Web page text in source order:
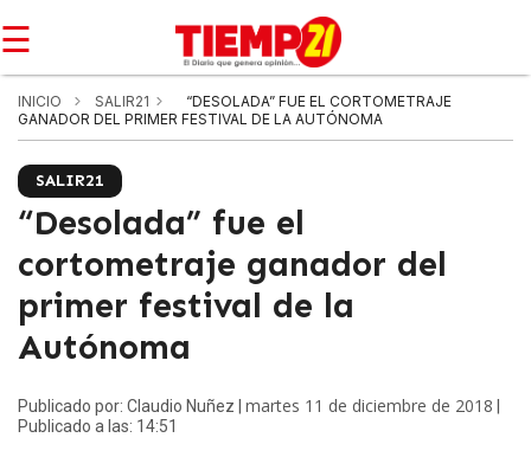
☰
INICIO SALIR21
“DESOLADA” FUE EL CORTOMETRAJE
GANADOR DEL PRIMER FESTIVAL DE LA AUTÓNOMA
SALIR21
“Desolada” fue el
cortometraje ganador del
primer festival de la
Autónoma
Publicado por: Claudio Nuñez | martes 11 de diciembre de 2018
Publicado a las: 14:51